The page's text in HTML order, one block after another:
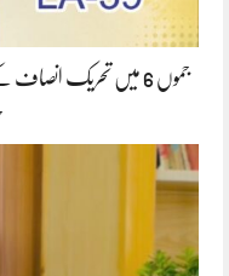
جموں 6 میں تحریک